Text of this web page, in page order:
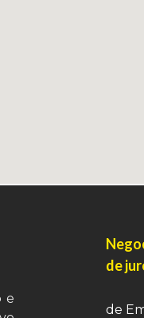
e
de
de